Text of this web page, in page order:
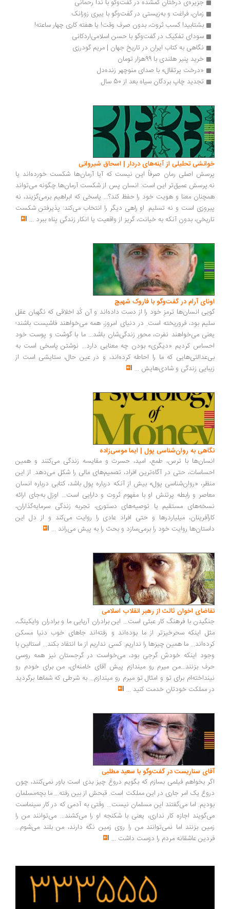
جزیره‌ی درختان گمشده در گفت‌وگو با ندا رحمانی
زمان، فراغت و به‌زیستی در گفت‌وگو با ییری زوزانک
بشتابید! کسب ثروت، بدون صرف وقت! یا هفته کاری چهار ساعته!
سودای تفکیک در گفت‌وگو با حسن اسلامی‌اردکانی
نگاهی به کتاب ایران در تاریخ جهان | مریم گودرزی
خرید پنیر هلندی با 99هزار تومان
«درخت پرتقال» با صدای منوچهر زنده‌دل
تجدید چاپ بردگان سیاه بعد از 50 سال
تحلیلی از آینه‌های دردار | اسحاق شیروانی
اصلی رمان صرفاً این نیست که آیا آرمان‌ها شکست خورده‌اند یا
عمیق‌تر این است: انسان پس از شکست آرمان‌ها چگونه می‌تواند
معنا و هویت خود را حفظ کند؟... پاسخی که ابراهیم برمی‌گزیند، نه
است و نه تسلیم. او راهی دیگر را انتخاب می‌کند: پذیرفتن شکست
بدون آنکه به خیانت، گریز از واقعیت یا انکار زندگی پناه ببرد...
آرام در گفت‌وگو با فاروک شهیچ‭
انسان‌ها ترمزِ خود را از دست داده‌اند و آن کُدِ اخلاقی که نگهبان عقل
بود، فروریخته است. در دنیای امروز، همه می‌خواهند فاشیست باشند؛
می‌خواهند نفرت، محورِ زندگی‌شان باشد... ما با گوشت و پوست خود
کردیم «دیگری» بودن چه معنایی دارد... نوشتن پاسخی است به
که ما را احاطه کرده‌اند، و در عین حال، ستایشی است از
زندگی و شادی‌هایش...
به روان‌شناسی پول | ایما موسی‌زاده
با ترس، طمع، امید، حسرت و مقایسه زندگی می‌کنند و همین
حتی در آگاه‌ترین افراد، تصمیم‌های مالی را شکل می‌دهد. از این
«روان‌شناسی پول» بیش از آنکه درباره پول باشد، کتابی درباره انسان
و رابطه پرتنش او با مفهوم ثروت و دارایی است... اوزل به‌جای ارائه
مستقیم یا توصیه‌های دستوری، تجربه زندگی سرمایه‌گذاران،
میلیاردرها و حتی افراد عادی را روایت می‌کند و از دل این
روایت خود را برمی‌سازد و بحث را به پیش می‌راند...
اخوان ثالث از رهبر انقلاب اسلامی
با فرهنگ کار عبثی است... این برادران آریایی ما و برادران وایکینگ،
اینکه سحرخیزتر از ما بوده‌اند و رفته‌اند جاهای خوب دنیا مسکن
ما همین چیزها را نداریم. کسی نداریم از ما انتقاد بکند... استالین با
اینکه خودش گرجی بود، می‌خواست در گرجستان نیز همه روسی
بزنند...من میرم رو میندازم پیش آقای خامنه‌ای، من برای خودم رو
برای تو و امثال تو میرم رو میندازم... به شرطی که شماها برگردید
مملکت خودتان خدمت کنید...
سناریست در گفت‌وگو با سعید مطلبی
بخواهم فیلمی بسازم که بگویم دروغ چیز بدی است باور نمی‌کنند، چون
یک امر جاری در این مملکت است. قبحش از بین رفته... ما بچه‌مسلمان
اما می‌گفتند این مسلمان نیست... وقتی به آدمی که در کار سینماست
اجازه کار نداری، یعنی با شکنجه او را می‌کشند... می‌توانند من را
بزنند اما نمی‌توانند من را روی زمین نگه دارند، من بلند می‌شوم...
عاشقانه مردم را دوست داشت ...